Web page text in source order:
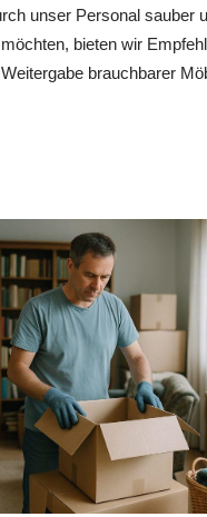
unser Personal sauber
bieten wir
brauchbarer